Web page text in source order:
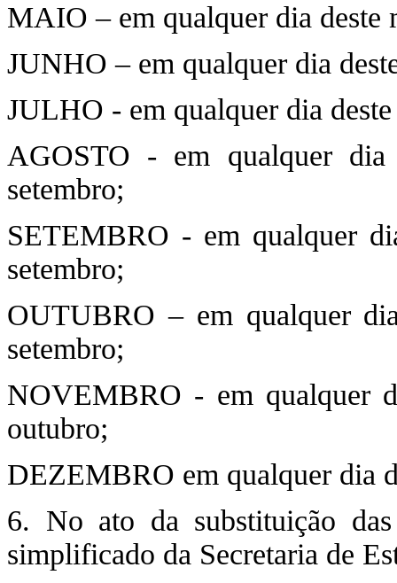
MAIO – em qualquer dia deste
JUNHO – em qualquer dia
JULHO - em qualquer dia
AGOSTO - em qualquer
setembro;
SETEMBRO - em qualquer
setembro;
OUTUBRO – em qualquer
setembro;
NOVEMBRO - em qualquer
outubro;
DEZEMBRO em qualquer dia
6. No ato da substituição
simplificado da Secretaria de